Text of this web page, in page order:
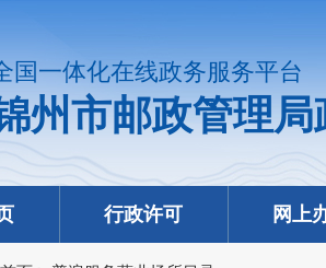
国一体化在线政务服务平台
州市邮政管理
行政许可 网上